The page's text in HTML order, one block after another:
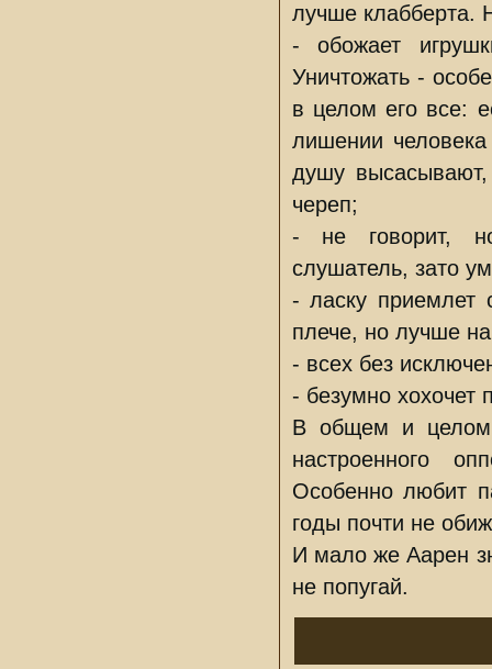
лучше клабберта.
- обожает
Уничтожать -
в целом его все:
лишении
душу
череп;
- не говорит,
слушатель, зато
- ласку приемлет
плече, но лучше
- всех без
- безумно хохочет
В общем и целом
настроенного
Особенно любит
годы почти не
И мало же Аарен
не попугай.